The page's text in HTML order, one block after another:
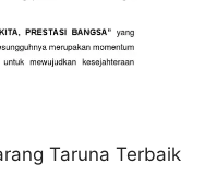
Taruna Terbaik